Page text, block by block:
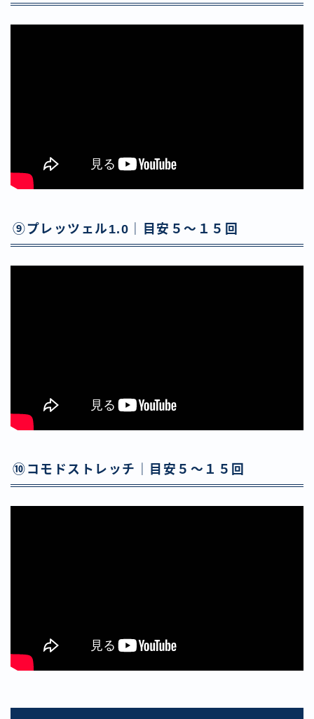
⑨プレッツェル1.0｜目安５〜１５回
⑩コモドストレッチ｜目安５〜１５回